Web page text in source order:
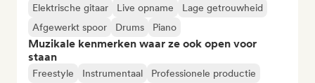
Elektrische gitaar
Live opname
Lage getrouwheid
Afgewerkt spoor
Drums Piano
Muzikale kenmerken waar ze ook open voor
staan
Freestyle Instrumentaal Professionele productie